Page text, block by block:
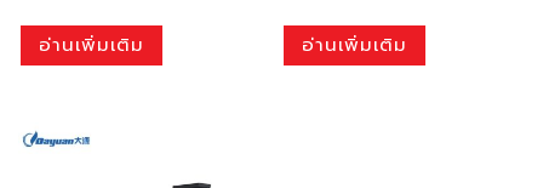
อ่านเพิ่มเติม อ่านเพิ่มเติม